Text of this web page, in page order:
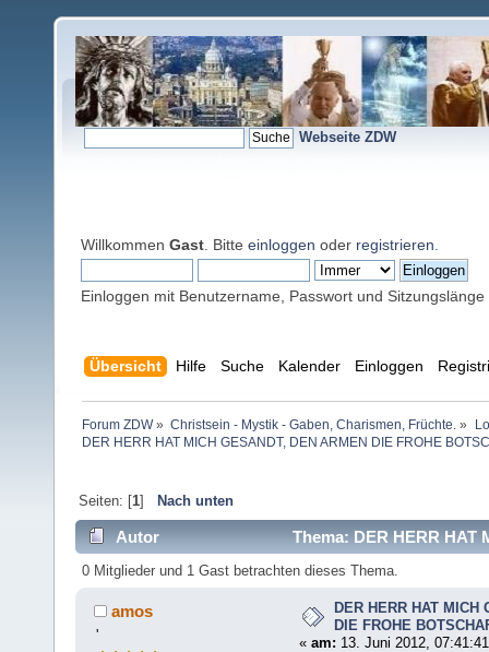
Webseite ZDW
Willkommen Gast . Bitte einloggen oder registrieren
Einloggen mit Benutzername, Passwort und Sitzungslänge
Übersicht Hilfe Suche Kalender Einloggen
Forum ZDW» Christsein - Mystik - Gaben, Charismen, Früchte. »
DER HERR HAT MICH GESANDT, DEN ARMEN DIE FROHE
Seiten: [1] Nach unten
Autor
Thema: DER HERR HAT
BRINGEN (Gelesen 10496 mal)
0 Mitglieder und 1 Gast betrachten dieses Thema.
amos
'
DER HERR HAT MICH
DIE FROHE
« am: 13. Juni 2012,